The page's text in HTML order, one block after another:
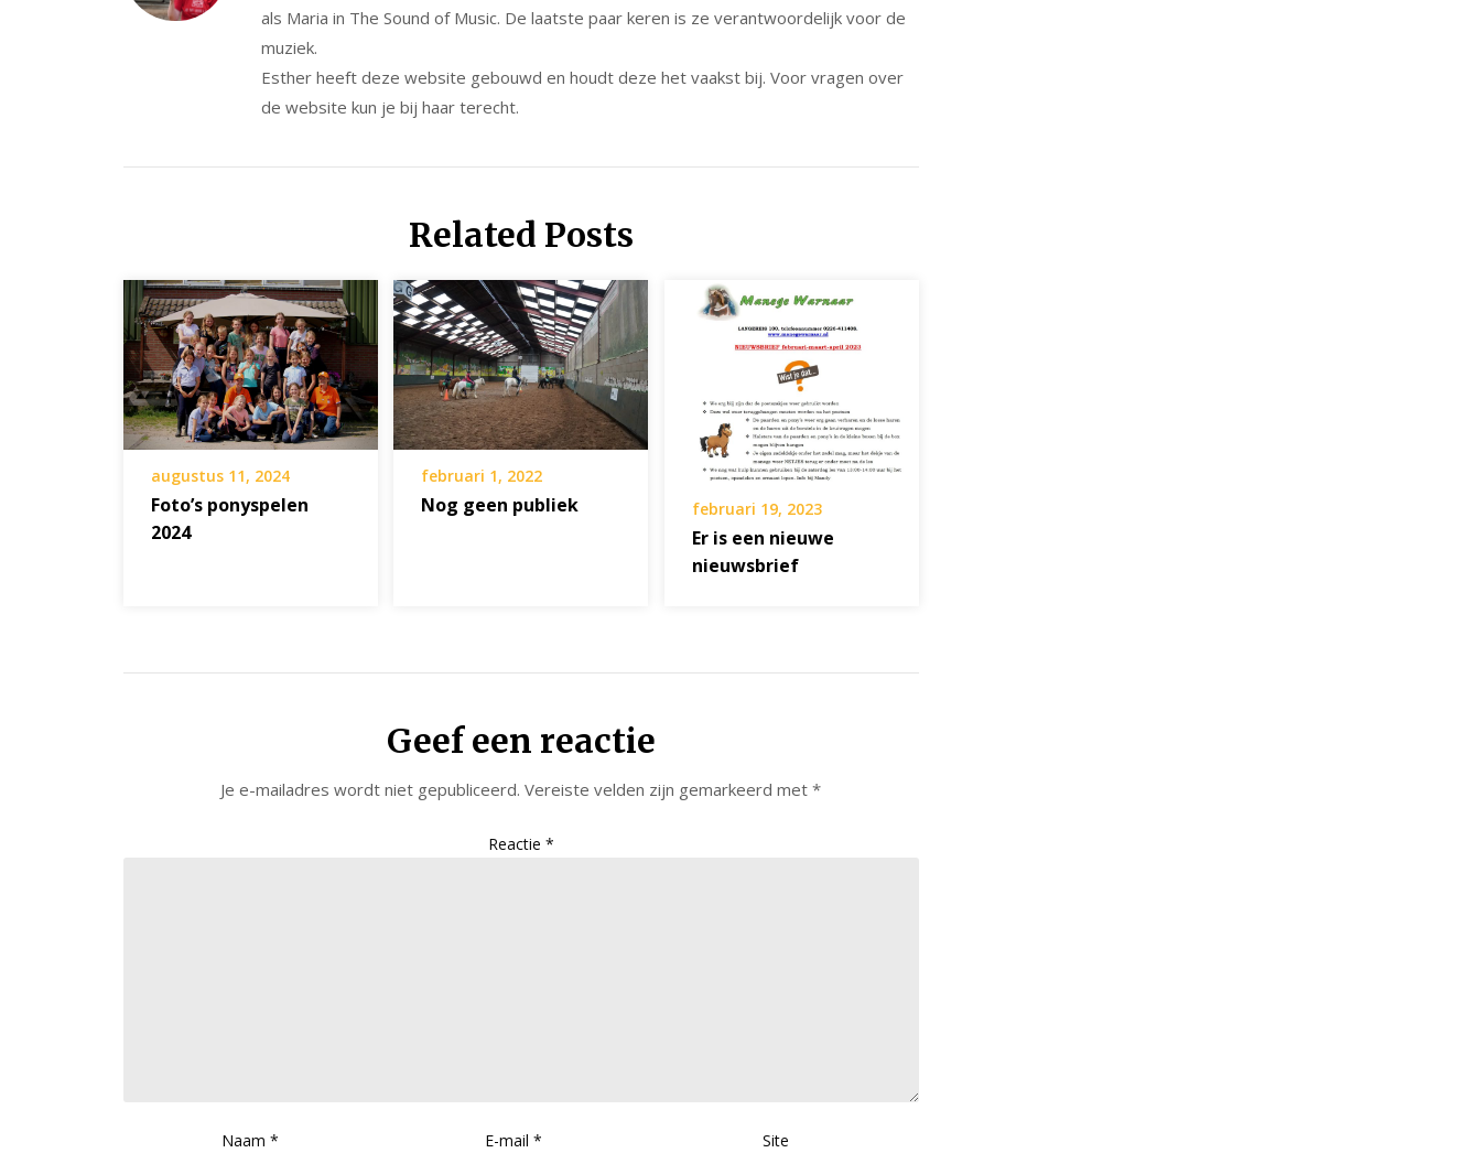
als Maria in The Sound of Music. De laatste paar keren is ze verantwoordelijk voor de
muziek.
Esther heeft deze website gebouwd en houdt deze het vaakst bij. Voor vragen over
de website kun je bij haar terecht.
Related Posts
augustus 11, 2024
Foto’s ponyspelen
2024
februari 1, 2022
Nog geen publiek februari 19, 2023
Er is een nieuwe
nieuwsbrief
Geef een reactie
Je e-mailadres wordt niet gepubliceerd. Vereiste velden zijn gemarkeerd met*
Reactie *
Naam* E-mail * Site